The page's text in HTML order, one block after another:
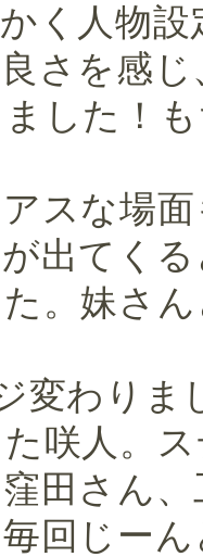
く人物
さを感
した！
スな場
出てく
。妹さ
変わりま
咲人。
田さん
回じー